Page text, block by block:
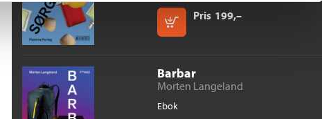
Pris 199,–
Kjøp
Barbar
Morten Langeland
Ebok